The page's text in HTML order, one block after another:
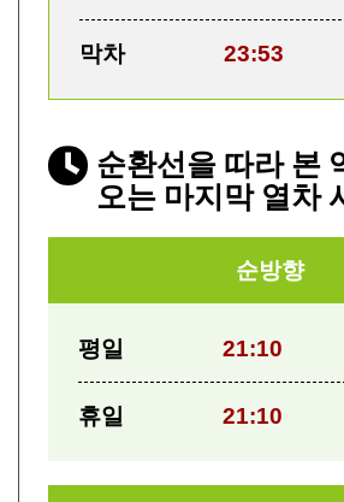
막차 23:53
순환선을 따라 본
오는 마지막 열차
순방향
평일 21:10
휴일 21:10